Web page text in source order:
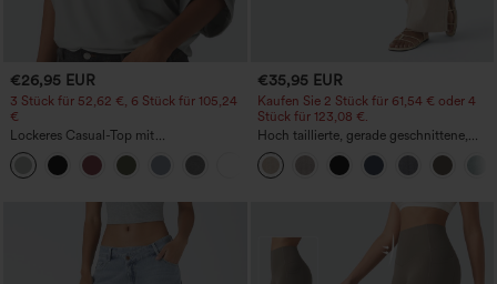
€26,95 EUR
3 Stück für 52,62 €, 6 Stück für 105,24
€
Lockeres Casual-Top mit
Rundhalsausschnitt und
Fledermausärmeln
+1
€35,95 EUR
Kaufen Sie 2 Stück für 61,54 € oder 4
Stück für 123,08 €.
Hoch taillierte, gerade geschnittene,
legere Leinen-Optik-Hose mit Taschen